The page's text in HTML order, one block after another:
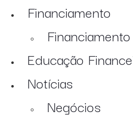
Financiamento
Educação
Notícias
Negócios